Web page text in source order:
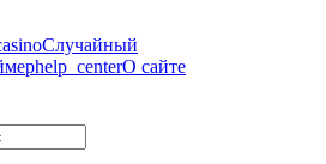
Случайный
help_centerО сайте